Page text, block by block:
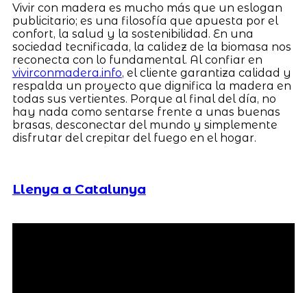
Vivir con madera es mucho más que un eslogan
publicitario; es una filosofía que apuesta por el
confort, la salud y la sostenibilidad. En una
sociedad tecnificada, la calidez de la biomasa nos
reconecta con lo fundamental. Al confiar en
vivirconmadera.info, el cliente garantiza calidad y
respalda un proyecto que dignifica la madera en
todas sus vertientes. Porque al final del día, no
hay nada como sentarse frente a unas buenas
brasas, desconectar del mundo y simplemente
disfrutar del crepitar del fuego en el hogar.
Llenya a Catalunya